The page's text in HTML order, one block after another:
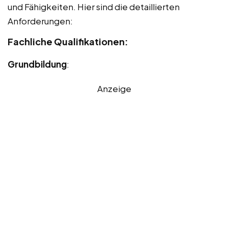
und Fähigkeiten. Hier sind die detaillierten
Anforderungen:
Fachliche Qualifikationen:
Grundbildung:
Anzeige